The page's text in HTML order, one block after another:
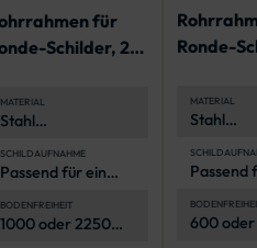
für
Schilder, 2
MATERIAL
Stahl
SCHILDAUFNAHME
Passend für ein
BODENFREIHEIT
1000 oder 2250
Ronde-
MATERIAL
Stahl
Passend
600